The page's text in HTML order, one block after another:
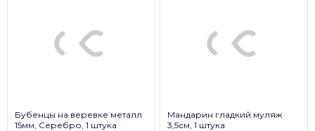
Бубенцы на веревке металл
15мм, Серебро, 1 штука
Мандарин гладкий муляж
3,5см, 1 штука